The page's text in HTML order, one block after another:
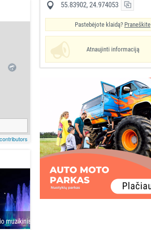
muzikinis fontanas
55.83902, 24.974053
Pastebėjote klaidą? Praneškite
Atnaujinti informaciją